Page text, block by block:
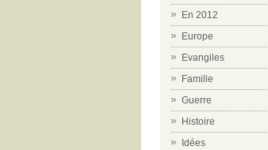
En 2012
Europe
Evangiles
Famille
Guerre
Histoire
Idées